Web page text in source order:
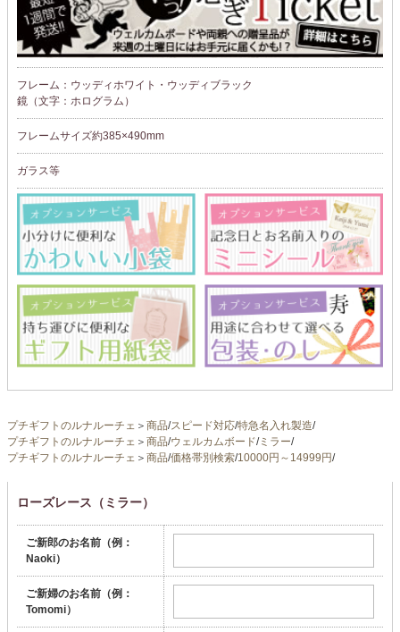
フレーム：ウッディホワイト・ウッディブラック
鏡（文字：ホログラム）
フレームサイズ約385×490mm
ガラス等
プチギフトのルナルーチェ ＞ 商品/スピード対応/特急名入れ製造/
プチギフトのルナルーチェ ＞ 商品/ウェルカムボード/ミラー/
プチギフトのルナルーチェ ＞ 商品/価格帯別検索/10000円～14999円/
ローズレース（ミラー）
ご新郎のお名前（例：
Naoki）
ご新婦のお名前（例：
Tomomi）